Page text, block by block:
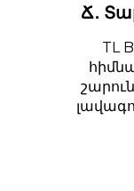
Ճ․
TL